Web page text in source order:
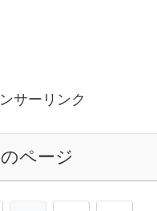
サーリンク
ページ